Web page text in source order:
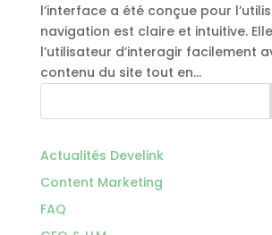
l’interface a été conçue pour
navigation est claire et intuitive.
l’utilisateur d’interagir facilement
contenu du site tout en...
Actualités Develink
Content Marketing
FAQ